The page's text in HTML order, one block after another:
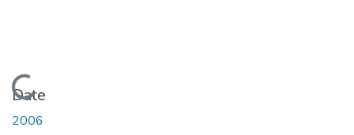
Loading...
Date
2006